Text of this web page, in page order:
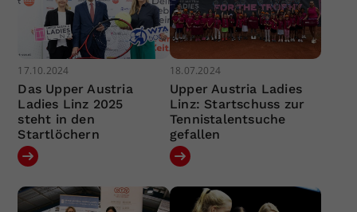
17.10.2024
Das Upper Austria
Ladies Linz 2025
steht in den
Startlöchern
18.07.2024
Upper Austria Ladies
Linz: Startschuss zur
Tennistalentsuche
gefallen